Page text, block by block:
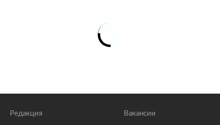
Редакция Вакансии